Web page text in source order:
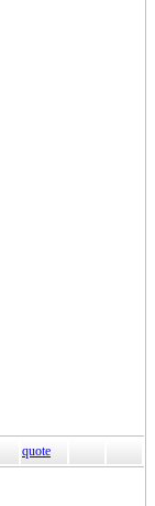
quote